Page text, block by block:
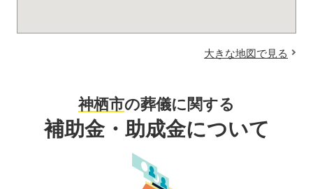
大きな地図で見る
神栖市の葬儀に関する
補助金・助成金について